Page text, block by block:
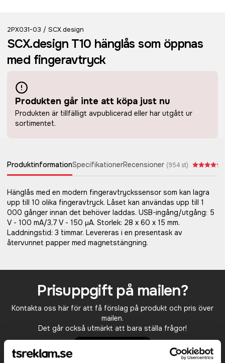
2PX031-03 / SCX.design
SCX.design T10 hänglås som öppnas
med fingeravtryck
Produkten går inte att köpa just nu
Produkten är tillfälligt avpublicerad eller har utgått ur
sortimentet.
ProduktinformationSpecifikationerRecensioner (954 st)
Hänglås med en modern fingeravtryckssensor som kan lagra
upp till 10 olika fingeravtryck. Låset kan användas upp till 1
000 gånger innan det behöver laddas. USB-ingång/utgång: 5
V - 100 mA/3,7 V - 150 μA. Storlek: 28 x 60 x 15 mm.
Laddningstid: 3 timmar. Levereras i en presentask av
återvunnet papper med magnetstängning.
Prisuppgift på mailen?
Kontakta oss här för att få förslag på produkt och pris över
mailen.
Det går också utmärkt att bara ställa frågor!